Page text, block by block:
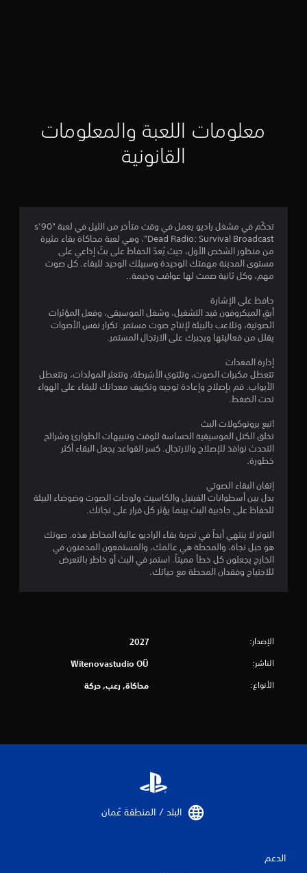
معلومات اللعبة والمعلومات
القانونية
تحكّم في مشغل راديو يعمل في وقت متأخر من الليل في لعبة "90’s
Dead Radio: Survival Broadcast"، وهي لعبة محاكاة بقاء مثيرة
من منظور الشخص الأول، حيث يُعدّ الحفاظ على بثّ إذاعي على
مستوى المدينة مهمتك الوحيدة وسبيلك الوحيد للبقاء. كل صوت
مهم، وكل ثانية صمت لها عواقب وخيمة..
حافظ على الإشارة
أبقِ الميكروفون قيد التشغيل، وشغل الموسيقى، وفعل المؤثرات
الصوتية، وتلاعب بالبيئة لإنتاج صوت مستمر. تكرار نفس الأصوات
يقلل من فعاليتها ويجبرك على الارتجال المستمر.
إدارة المعدات
تتعطل مكبرات الصوت، وتلتوي الأشرطة، وتتعثر المولدات، وتتعطل
الأبواب. قم بإصلاح وإعادة توجيه وتكييف معداتك للبقاء على الهواء
تحت الضغط.
اتبع بروتوكولات البث
تخلق الكتل الموسيقية الحساسة للوقت وتنبيهات الطوارئ وشرائح
التحدث نوافذ للإصلاح والارتجال. كسر القواعد يجعل البقاء أكثر
خطورة.
إتقان البقاء الصوتي
بدل بين أسطوانات الفينيل والكاسيت ولوحات الصوت وضوضاء البيئة
للحفاظ على جاذبية البث بينما يؤثر كل قرار على نجاتك.
التوتر لا ينتهي أبداً في تجربة بقاء الراديو عالية المخاطر هذه. صوتك
هو حبل نجاة، والمحطة هي عالمك، والمستمعون المدمنون في
الخارج يجعلون كل خطأ مميتاً. استمر في البث أو خاطر بالتعرض
للاجتياح وفقدان المحطة مع حياتك.
الإصدار: 2027
الناشر: Witenovastudio OÜ
الأنواع: محاكاة, رعب, حركة
البلد / المنطقة عُمان‏
الدعم